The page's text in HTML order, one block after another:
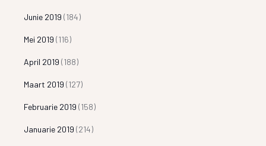
Junie 2019 (184)
Mei 2019 (116)
April 2019 (188)
Maart 2019 (127)
Februarie 2019 (158)
Januarie 2019 (214)